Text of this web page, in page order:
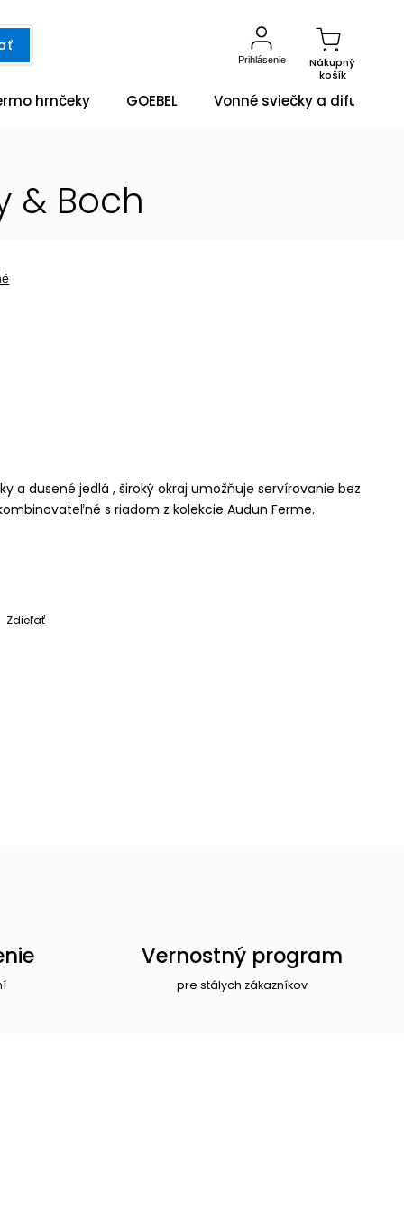
Nákupný
košík
Prihlásenie
hrnčeky GOEBEL Vonné sviečky a difuzéry
& Boch
a dusené jedlá , široký okraj umožňuje servírovanie bez
s riadom z kolekcie Audun Ferme.
Zdieľať
Vernostný program
pre stálych zákazníkov